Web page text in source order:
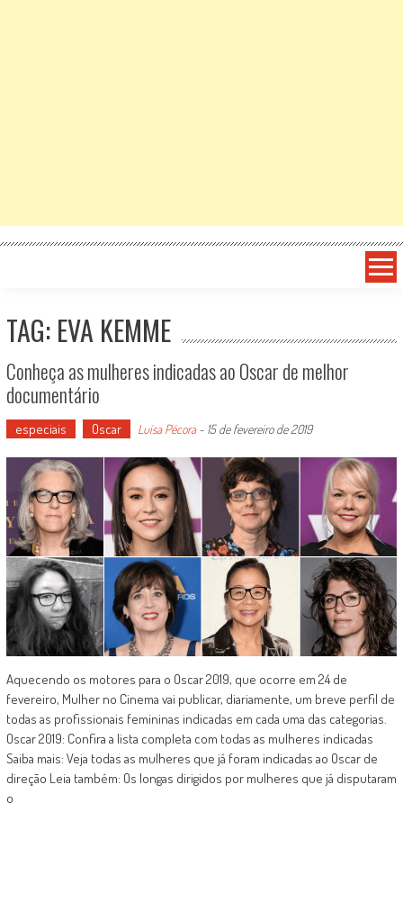
TAG: EVA KEMME
Conheça as mulheres indicadas ao Oscar de melhor
documentário
especiais Oscar Luísa Pécora- 15 de fevereiro de 2019
Aquecendo os motores para o Oscar 2019, que ocorre em 24 de
fevereiro, Mulher no Cinema vai publicar, diariamente, um breve perfil de
todas as profissionais femininas indicadas em cada uma das categorias.
Oscar 2019: Confira a lista completa com todas as mulheres indicadas
Saiba mais: Veja todas as mulheres que já foram indicadas ao Oscar de
direção Leia também: Os longas dirigidos por mulheres que já disputaram
o